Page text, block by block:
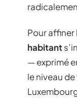
Pour
habitant
— exprimé
le niveau